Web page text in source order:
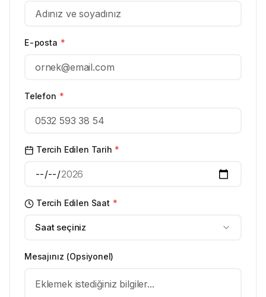
E-posta *
Telefon *
Tercih Edilen Tarih *
Tercih Edilen Saat *
Saat seçiniz
Mesajınız (Opsiyonel)